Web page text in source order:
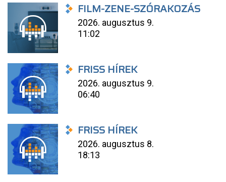
FILM-ZENE-SZÓRAKOZÁS
2026. augusztus 9.
11:02
FRISS HÍREK
2026. augusztus 9.
06:40
FRISS HÍREK
2026. augusztus 8.
18:13